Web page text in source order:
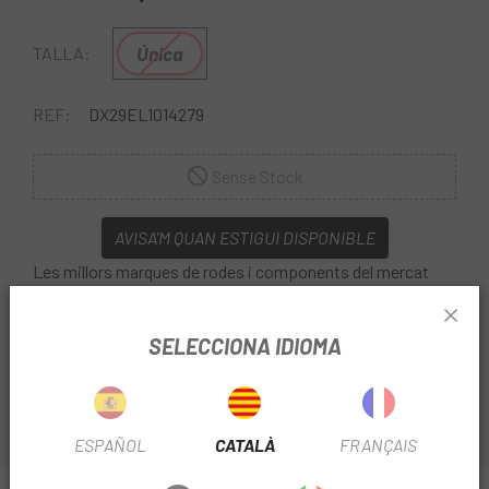
TALLA: Única
REF: DX29EL1014279
AVISA'M QUAN ESTIGUI DISPONIBLE
Les millors marques de rodes i components del mercat
per a casset Sram compatible amb els
rodets de transmissió directa.
SELECCIONA IDIOMA
ESPAÑOL CATALÀ FRANÇAIS